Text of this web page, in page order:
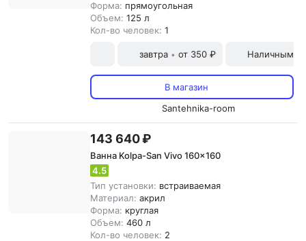
Форма: прямоугольная
Объем: 125 л
Кол-во человек: 1
завтра • от 350 ₽ Наличными
В магазин
Santehnika-room
143 640 ₽
Ванна Kolpa-San Vivo 160x160
4.5
Тип установки: встраиваемая
Материал: акрил
Форма: круглая
Объем: 460 л
Кол-во человек: 2